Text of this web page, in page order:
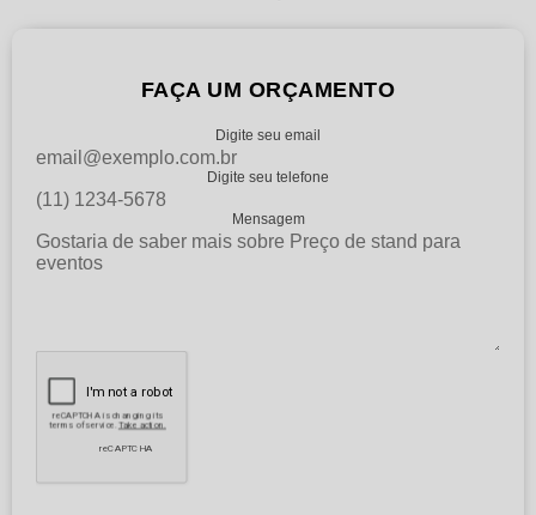
FAÇA UM ORÇAMENTO
Digite seu email
Digite seu telefone
Mensagem